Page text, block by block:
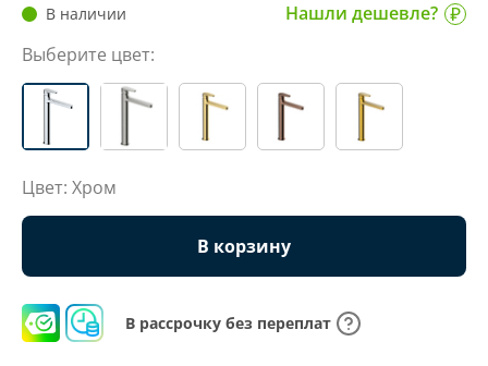
В наличии
Нашли дешевле?
Выберите цвет:
Цвет: Хром
В корзину
В рассрочку без переплат